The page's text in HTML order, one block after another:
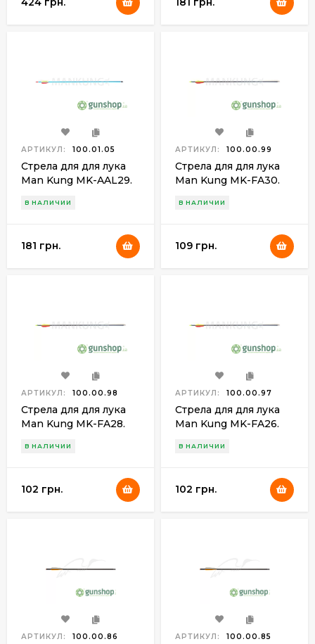
АРТИКУЛ: 100.01.05
Стрела для для лука
Man Kung MK-AAL29.
голубой
В НАЛИЧИИ
181 грн.
АРТИКУЛ: 100.00.99
Стрела для для лука
Man Kung MK-FA30.
черный
В НАЛИЧИИ
109 грн.
АРТИКУЛ: 100.00.98
Стрела для для лука
Man Kung MK-FA28.
черный
В НАЛИЧИИ
102 грн.
АРТИКУЛ: 100.00.97
Стрела для для лука
Man Kung MK-FA26.
черный
В НАЛИЧИИ
102 грн.
АРТИКУЛ: 100.00.86 АРТИКУЛ: 100.00.85